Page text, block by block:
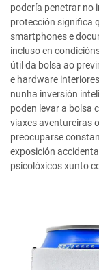
podería penetrar no
protección significa
smartphones e
incluso en
útil da bolsa ao
e hardware
nunha inversión
poden levar a bolsa
viaxes aventureiras
preocuparse
exposición
psicolóxicos xunto